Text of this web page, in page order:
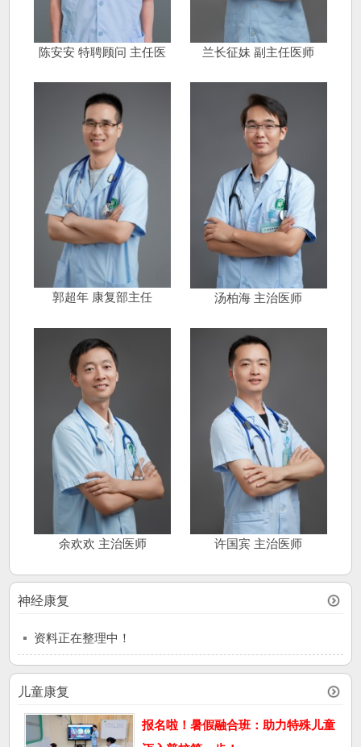
陈安安 特聘顾问 主任医
兰长征妹 副主任医师
郭超年 康复部主任 汤柏海 主治医师
余欢欢 主治医师 许国宾 主治医师
神经康复
资料正在整理中！
儿童康复
报名啦！暑假融合班：助力特殊儿童